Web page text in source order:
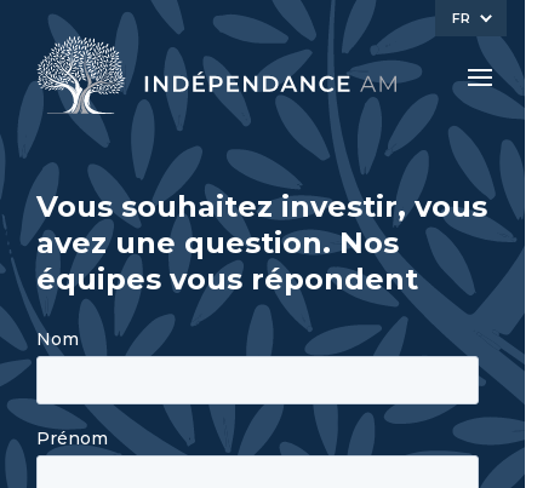
FR
Vous souhaitez investir, vous
avez une question. Nos
équipes vous répondent